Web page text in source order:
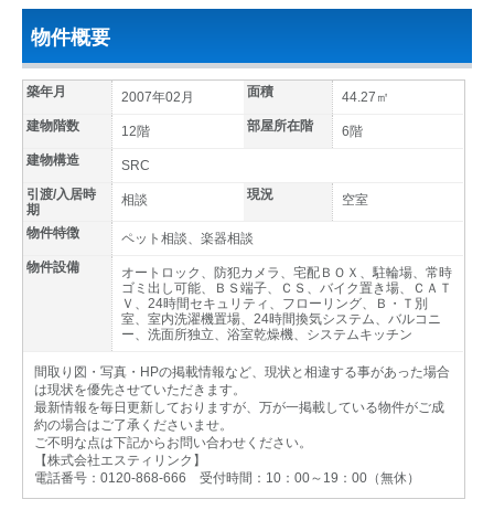
物件概要
築年月 2007年02月 面積
44.27㎡
建物階数
12階 部屋所在階
6階
建物構造
SRC
引渡/入居時
期
相談 現況 空室
物件特徴
ペット相談、楽器相談
物件設備
オートロック、防犯カメラ、宅配ＢＯＸ、駐輪場、常時
ゴミ出し可能、ＢＳ端子、ＣＳ、バイク置き場、ＣＡＴ
Ｖ、24時間セキュリティ、フローリング、Ｂ・Ｔ別
室、室内洗濯機置場、24時間換気システム、バルコニ
ー、洗面所独立、浴室乾燥機、システムキッチン
間取り図・写真・HPの掲載情報など、現状と相違する事があった場合
は現状を優先させていただきます。
最新情報を毎日更新しておりますが、万が一掲載している物件がご成
約の場合はご了承くださいませ。
ご不明な点は下記からお問い合わせください。
【株式会社エスティリンク】
電話番号：0120-868-666 受付時間：10：00～19：00（無休）